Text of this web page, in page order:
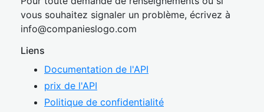
vous souhaitez signaler un problème, écrivez à
info@companieslogo.com
Liens
Documentation de l'API
prix de l'API
Politique de confidentialité